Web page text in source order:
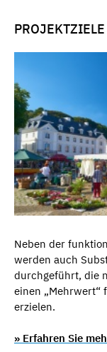
PROJEKTZIELE
Neben der
werden auch
durchgeführt, die
einen
erzielen.
» Erfahren Sie